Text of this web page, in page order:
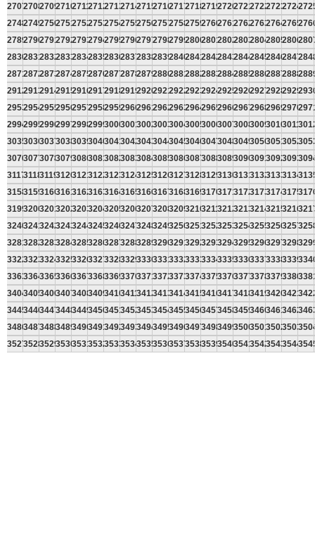
270727082709271027112712271327142715271627172718271927202721272227232724
274827492750275127522753275427552756275727582759276027612762276327642765
278927902791279227932794279527962797279827992800280128022803280428052806
283028312832283328342835283628372838283928402841284228432844284528462847
287128722873287428752876287728782879288028812882288328842885288628872888
291229132914291529162917291829192920292129222923292429252926292729282929
295329542955295629572958295929602961296229632964296529662967296829692970
299429952996299729982999300030013002300330043005300630073008300930103011
303530363037303830393040304130423043304430453046304730483049305030513052
307630773078307930803081308230833084308530863087308830893090309130923093
311731183119312031213122312331243125312631273128312931303131313231333134
315831593160316131623163316431653166316731683169317031713172317331743175
319932003201320232033204320532063207320832093210321132123213321432153216
324032413242324332443245324632473248324932503251325232533254325532563257
328132823283328432853286328732883289329032913292329332943295329632973298
332233233324332533263327332833293330333133323333333433353336333733383339
336333643365336633673368336933703371337233733374337533763377337833793380
340434053406340734083409341034113412341334143415341634173418341934203421
344534463447344834493450345134523453345434553456345734583459346034613462
348634873488348934903491349234933494349534963497349834993500350135023503
352735283529353035313532353335343535353635373538353935403541354235433544